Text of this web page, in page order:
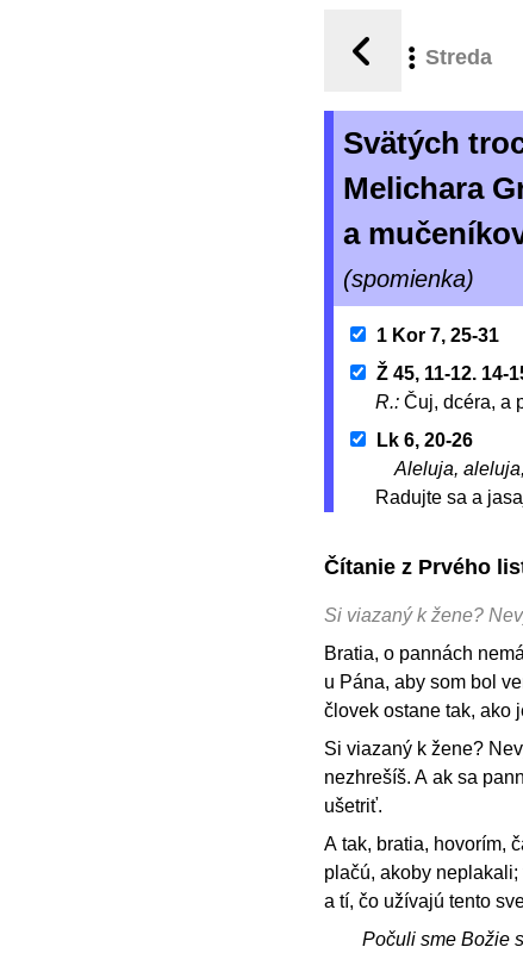
Streda
Svätých
Melichara
a
(spomienka)
1 Kor 7, 25-31
Ž 45, 11-12. 14-
R.: Čuj, dcéra, a
Lk 6, 20-26
Aleluja,
Radujte sa a
Čítanie z Prvého
Si viazaný k žene?
Bratia, o pannách
u Pána, aby som bol
človek ostane tak, ako
Si viazaný k žene?
nezhrešíš. A ak sa
ušetriť.
A tak, bratia, hovorím,
plačú, akoby
a tí, čo užívajú tento
Počuli sme Božie